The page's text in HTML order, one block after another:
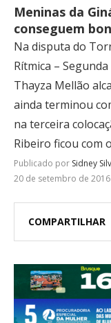
Meninas da
conseguem
Na disputa do
Rítmica –
Thayza Mellão
ainda terminou
na terceira
Ribeiro ficou com
Publicado por Sidney
20 de setembro de 2016
COMPARTILHAR